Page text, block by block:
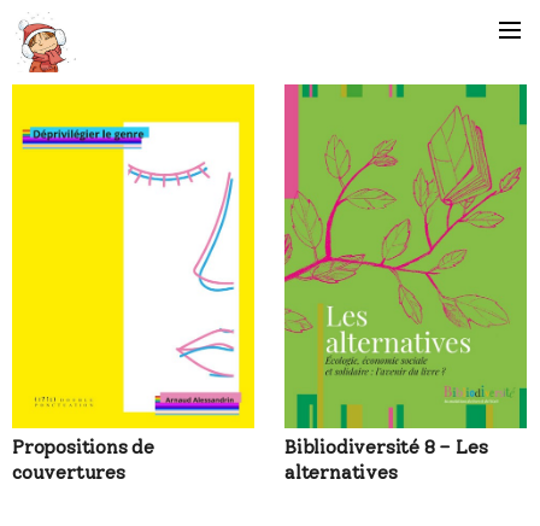
graphique
Propositions de
couvertures
Bibliodiversité 8 – Les
alternatives